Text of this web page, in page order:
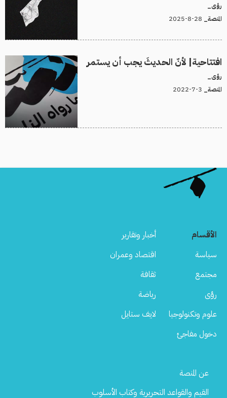
رؤى_
المنصة_
افتتاحية| لأنّ الحديثَ يجب أن يستمر
رؤى_
المنصة_
الأقسام
أخبار وتقارير
سياسة
اقتصاد وعمران
مجتمع
ثقافة
رؤى
رياضة
علوم وتكنولوجيا
لايف ستايل
دخول مفاجئ
Footer
عن المنصة
القيم والقواعد التحريرية وكتاب الأسلوب